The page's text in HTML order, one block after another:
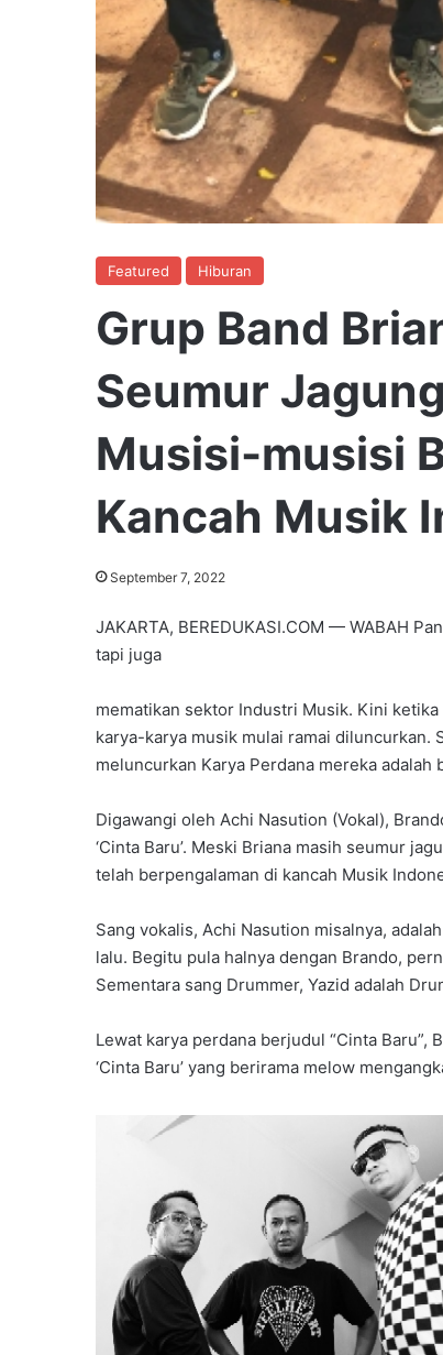
Featured Hiburan
Grup Band
Seumur
Musisi-musisi
Kancah Musik
September 7, 2022
JAKARTA, BEREDUKASI.COM — WABAH
tapi juga
mematikan sektor Industri Musik. Kini
karya-karya musik mulai ramai diluncurkan.
meluncurkan Karya Perdana mereka adalah
Digawangi oleh Achi Nasution (Vokal),
‘Cinta Baru’. Meski Briana masih seumur
telah berpengalaman di kancah Musik
Sang vokalis, Achi Nasution misalnya,
lalu. Begitu pula halnya dengan Brando,
Sementara sang Drummer, Yazid adalah
Lewat karya perdana berjudul “Cinta
‘Cinta Baru’ yang berirama melow